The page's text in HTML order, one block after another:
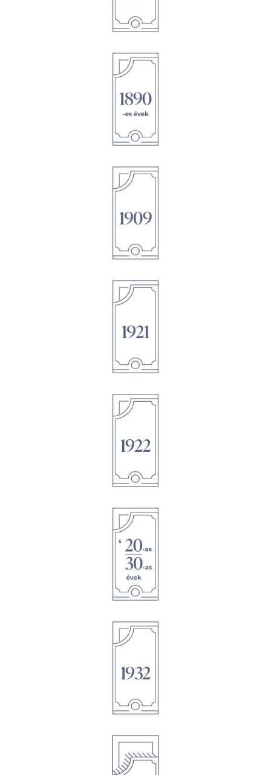
1895
1895
1895
1895
1895
1895